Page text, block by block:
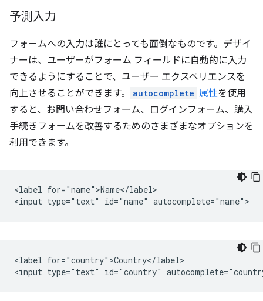
予測入力
フォームへの入力は誰にとっても面倒なものです。デザイ
ナーは、ユーザーがフォーム フィールドに自動的に入力
できるようにすることで、ユーザー エクスペリエンスを
向上させることができます。
autocomplete 属性を使用
すると、お問い合わせフォーム、ログインフォーム、購入
手続きフォームを改善するためのさまざまなオプションを
利用できます。
<label for="name">Name</label>
<label for="country">Country</label>